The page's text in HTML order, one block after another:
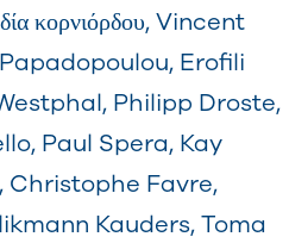
κορνιόρδου, Vincent
Erofili
Philipp Droste,
Paul Spera, Kay
Christophe Favre,
Kauders, Toma